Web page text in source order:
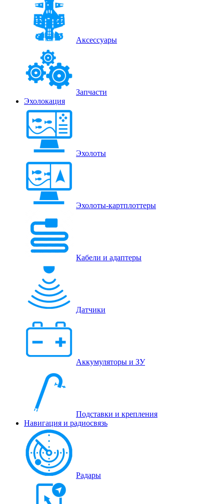
Аксессуары
Запчасти
Эхолокация
Эхолоты
Эхолоты-картплоттеры
Кабели и адаптеры
Датчики
Аккумуляторы и ЗУ
Подставки и крепления
Навигация и радиосвязь
Радары